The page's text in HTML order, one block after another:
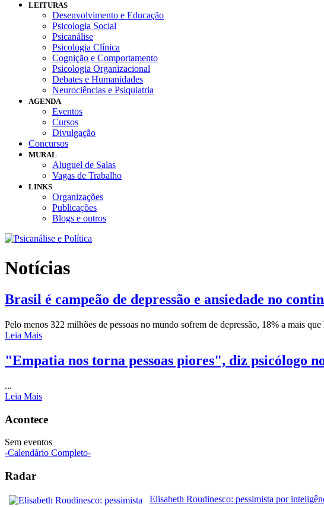
LEITURAS
Desenvolvimento e Educação
Psicologia Social
Psicanálise
Psicologia Clínica
Cognição e Comportamento
Psicologia Organizacional
Debates e Humanidades
Neurociências e Psiquiatria
AGENDA
Eventos
Cursos
Divulgação
Concursos
MURAL
Aluguel de Salas
Vagas de Trabalho
LINKS
Organizações
Publicações
Blogs e outros
Notícias
Brasil é campeão de depressão e ansiedade no
Pelo menos 322 milhões de pessoas no mundo sofrem de depressão, 18% a mais
Leia Mais
"Empatia nos torna pessoas piores", diz psicólogo
...
Leia Mais
Acontece
Sem eventos
-Calendário Completo-
Radar
Elisabeth Roudinesco: pessimista por